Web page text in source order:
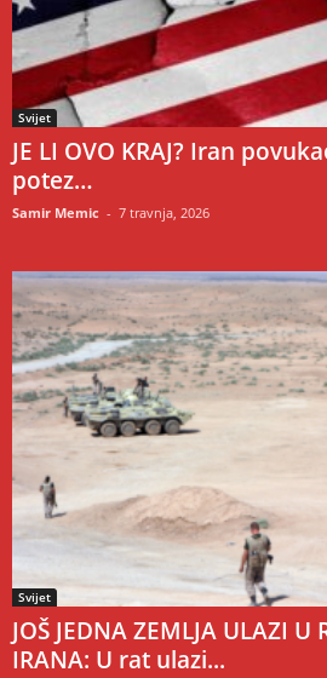
Svijet
JE LI OVO KRAJ? Iran
potez…
Samir Memic - 7 travnja, 2026
Svijet
JOŠ JEDNA ZEMLJA ULAZI U
IRANA: U rat ulazi...